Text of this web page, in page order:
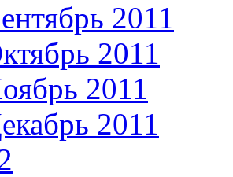
2011
2011
2011
2011